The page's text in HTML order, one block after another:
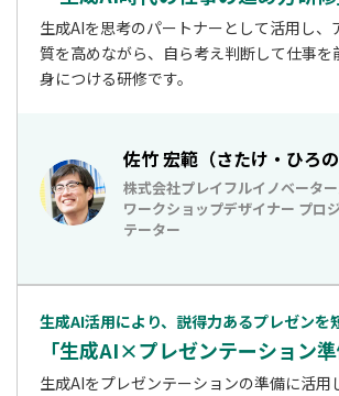
生成AIを思考のパートナーとして活用し、
質を高めながら、自ら考え判断して仕事を
身につける研修です。
佐竹 宏範（さたけ・ひろの
株式会社プレイフルイノベータ
ワークショップデザイナー プロ
テーター
生成AI活用により、説得力あるプレゼンを
「生成AI×プレゼンテーション準
生成AIをプレゼンテーションの準備に活用